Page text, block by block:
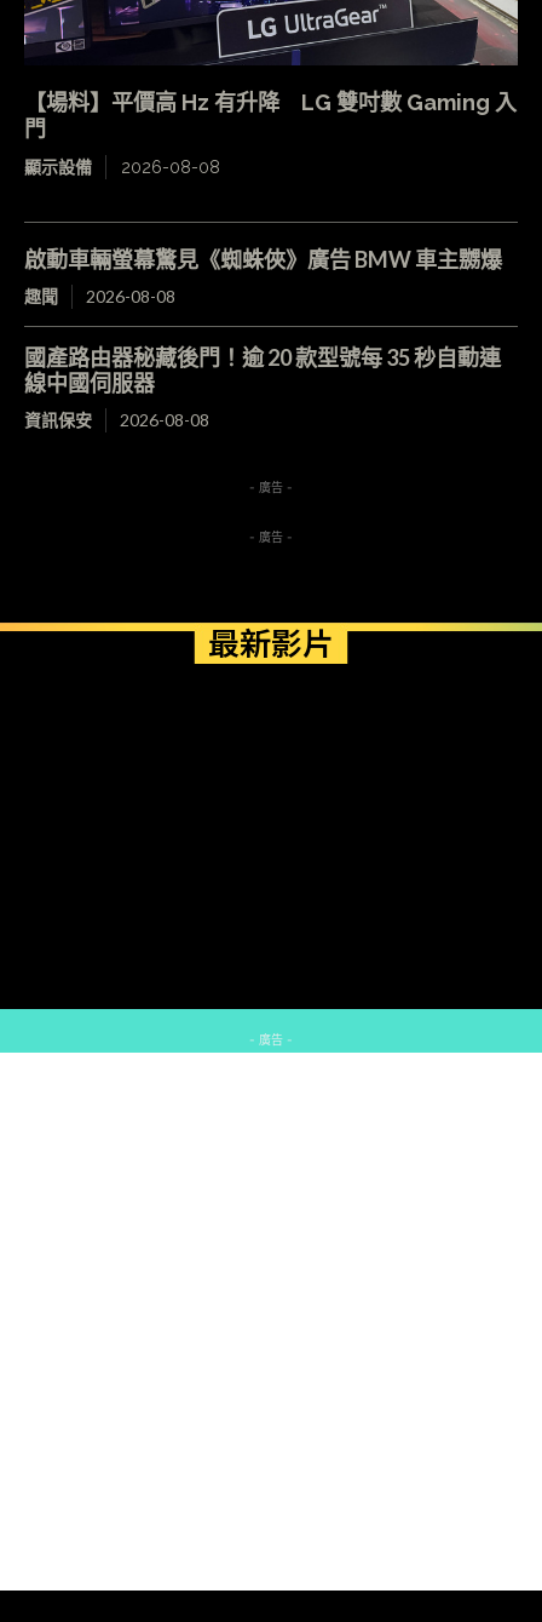
【場料】平價高 Hz 有升降 LG 雙吋數 Gaming 入
門
顯示設備 2026-08-08
啟動車輛螢幕驚見《蜘蛛俠》廣告 BMW 車主嬲爆
趣聞 2026-08-08
國產路由器秘藏後門！逾 20 款型號每 35 秒自動連
線中國伺服器
資訊保安 2026-08-08
- 廣告 -
- 廣告 -
最新影片
- 廣告 -